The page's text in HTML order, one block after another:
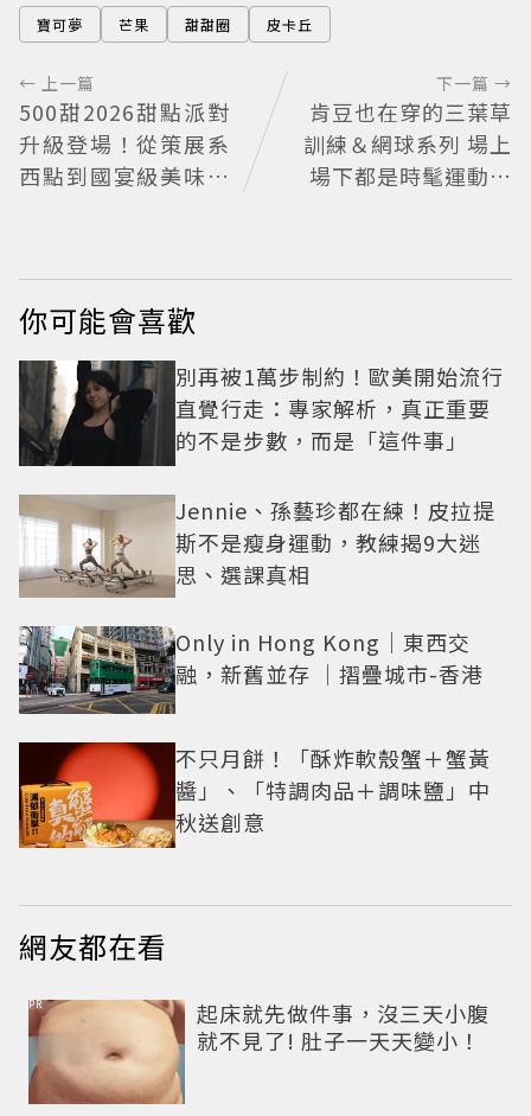
寶可夢 芒果 甜甜圈 皮卡丘
← 上一篇
500甜2026甜點派對
升級登場！從策展系
西點到國宴級美味名
下一篇 →
肯豆也在穿的三葉草
訓練＆網球系列 場上
場下都是時髦運動女
你可能會喜歡
別再被1萬步制約！歐美開始流行
直覺行走：專家解析，真正重要
的不是步數，而是「這件事」
Jennie、孫藝珍都在練！皮拉提
斯不是瘦身運動，教練揭9大迷
思、選課真相
Only in Hong Kong｜東西交
融，新舊並存 ｜摺疊城市-香港
不只月餅！「酥炸軟殼蟹＋蟹黃
醬」、「特調肉品＋調味鹽」中
秋送創意
網友都在看
起床就先做件事，沒三天小腹
就不見了! 肚子一天天變小！
PR